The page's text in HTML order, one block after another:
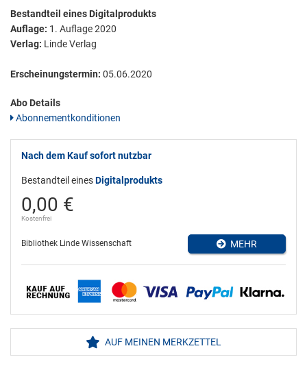
Bestandteil eines Digitalprodukts
Auflage: 1. Auflage 2020
Verlag: Linde Verlag
Erscheinungstermin: 05.06.2020
Abo Details
Abonnementkonditionen
Nach dem Kauf sofort nutzbar
Bestandteil einesDigitalprodukts
0,00 €
Kostenfrei
Bibliothek Linde Wissenschaft MEHR
AUF MEINEN MERKZETTEL